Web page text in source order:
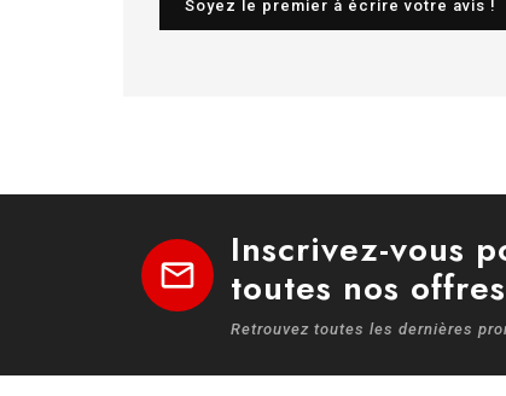
Soyez le premier à écrire votre avis !
mail
Inscrivez-vous
toutes nos offres
Retrouvez toutes les dernières